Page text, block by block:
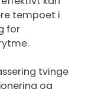
tempoet i
for
tvinge
og